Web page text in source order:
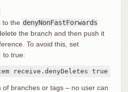
to the denyNonFastForwards
the branch and then push it
To avoid this, set
to true:
receive.denyDeletes true
branches or tags – no user can